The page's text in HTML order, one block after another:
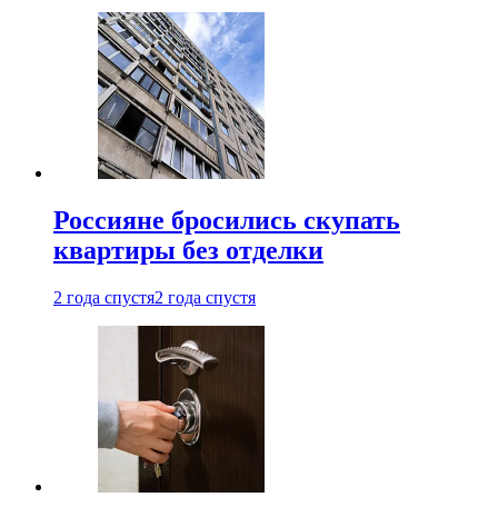
Россияне бросились скупать
квартиры без отделки
2 года спустя2 года спустя